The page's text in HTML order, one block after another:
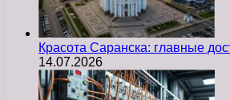
Красота Саранска: главные
14.07.2026